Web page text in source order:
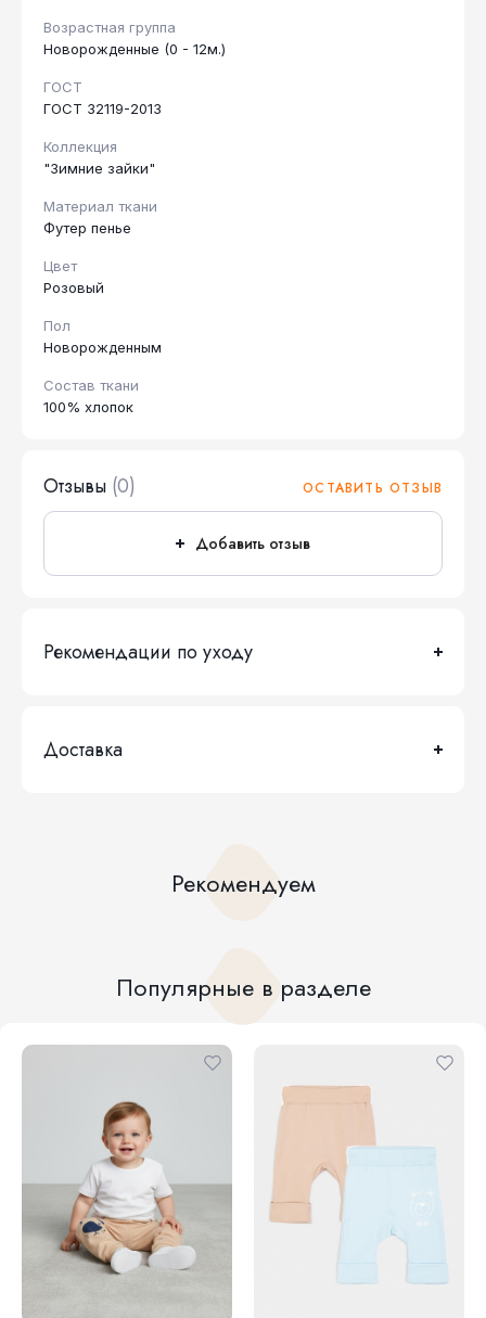
Возрастная группа
Новорожденные (0 - 12м.)
ГОСТ
ГОСТ 32119-2013
Коллекция
"Зимние зайки"
Материал ткани
Футер пенье
Цвет
Розовый
Пол
Новорожденным
Состав ткани
100% хлопок
Отзывы (0) ОСТАВИТЬ ОТЗЫВ
Добавить отзыв
Рекомендации по уходу
Доставка
Рекомендуем
Популярные в разделе